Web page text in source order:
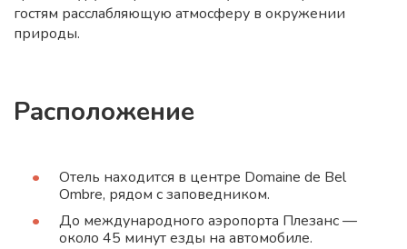
гостям расслабляющую атмосферу в окружении
природы.
Расположение
Отель находится в центре Domaine de Bel
Ombre, рядом с заповедником.
До международного аэропорта Плезанс —
около 45 минут езды на автомобиле.